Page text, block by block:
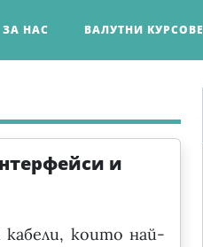
ЗА НАС ВАЛУТНИ КУРСОВЕ
и
кабели, които най-